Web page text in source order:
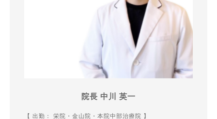
院長 中川 英一
【 出勤： 栄院・金山院・本院中部治療院 】